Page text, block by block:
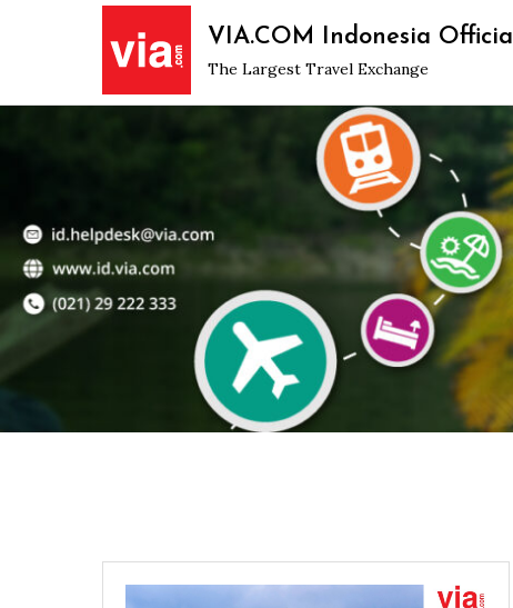
VIA.COM Indonesia Official
The Largest Travel Exchange